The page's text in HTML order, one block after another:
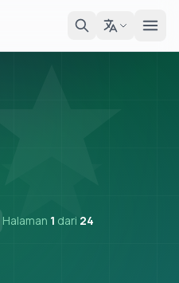
Halaman 1 dari 24